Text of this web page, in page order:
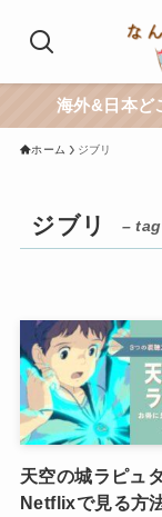
海外&日本どこ
ホーム ジブリ
ジブリ –
天空の城ラピュ
Netflixで見る方